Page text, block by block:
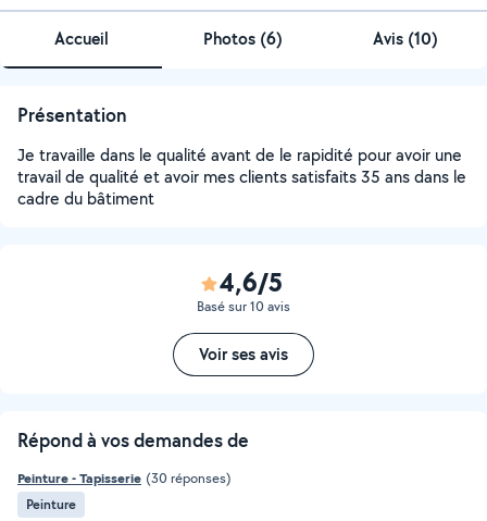
Accueil Photos (6) Avis (10)
Présentation
Je travaille dans le qualité avant de le rapidité pour avoir une
travail de qualité et avoir mes clients satisfaits 35 ans dans le
cadre du bâtiment
4,6/5
Basé sur 10 avis
Voir ses avis
Répond à vos demandes de
Peinture - Tapisserie (30 réponses)
Peinture